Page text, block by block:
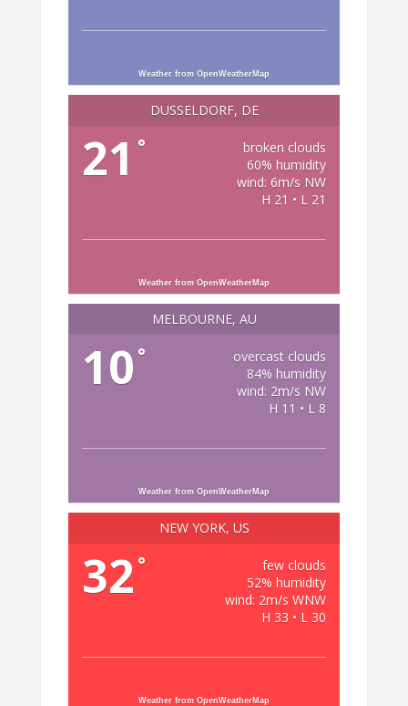
Weather from OpenWeatherMap
DÜSSELDORF, DE
21 °
broken clouds
60% humidity
wind: 6m/s NW
H 21 • L 21
Weather from OpenWeatherMap
MELBOURNE, AU
10 °
overcast clouds
84% humidity
wind: 2m/s NW
H 11 • L 8
Weather from OpenWeatherMap
NEW YORK, US
32 °
few clouds
52% humidity
wind: 2m/s WNW
H 33 • L 30
Weather from OpenWeatherMap